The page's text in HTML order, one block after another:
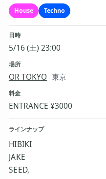
House Techno
日時
5/16 (土) 23:00
場所
OR TOKYO 東京
料金
ENTRANCE ¥3000
ラインナップ
HIBIKI
JAKE
SEED,